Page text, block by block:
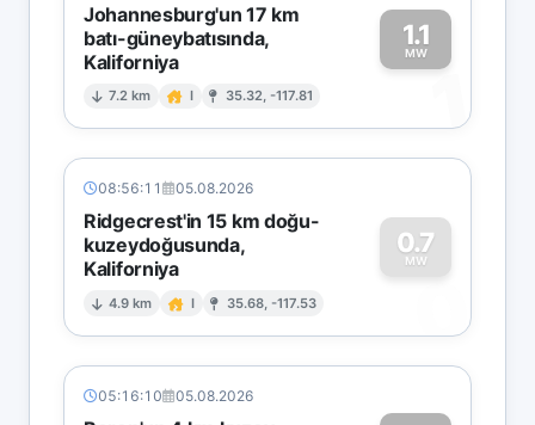
Johannesburg'un 17 km
batı-güneybatısında,
Kaliforniya
7.2 km I 35.32, -117.81
1.1
MW
1
08:56:11 05.08.2026
Ridgecrest'in 15 km doğu-
kuzeydoğusunda,
Kaliforniya
4.9 km I 35.68, -117.53
0.7
MW
0
05:16:10 05.08.2026